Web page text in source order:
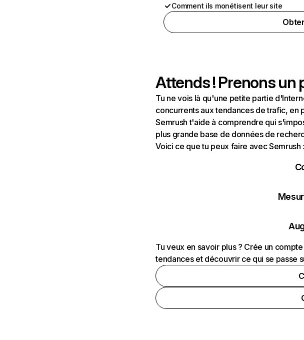
Comment ils monétisent leur site
Attends ! Prenons un
Tu ne vois là qu'une petite partie
concurrents aux tendances de trafic, en
Semrush t'aide à comprendre qui
plus grande base de données de
Voici ce que tu peux faire avec Semrush
Tu veux en savoir plus ? Crée un
tendances et découvrir ce qui se passe